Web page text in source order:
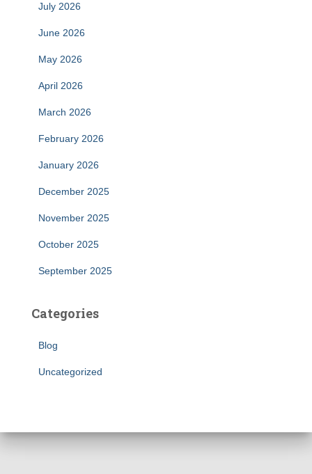
July 2026
June 2026
May 2026
April 2026
March 2026
February 2026
January 2026
December 2025
November 2025
October 2025
September 2025
Categories
Blog
Uncategorized